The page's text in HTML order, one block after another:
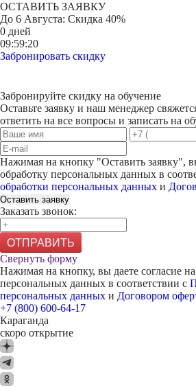
ОСТАВИТЬ ЗАЯВКУ
До 6 Августа: Скидка 40%
0 дней
09:59:20
Забронировать скидку
Забронируйте скидку на обучение
Оставьте заявку и наш менеджер
ответить на все вопросы и записать на
Нажимая на кнопку "Оставить заявку",
обработку персональных данных в
обработки персональных данных и
Оставить заявку
Заказать звонок:
ОТПРАВИТЬ
Свернуть форму
Нажимая на кнопку, вы даете согласие
персональных данных в соответствии с
персональных данных и Договором
+7 (800) 600-64-17
Караганда
скоро открытие